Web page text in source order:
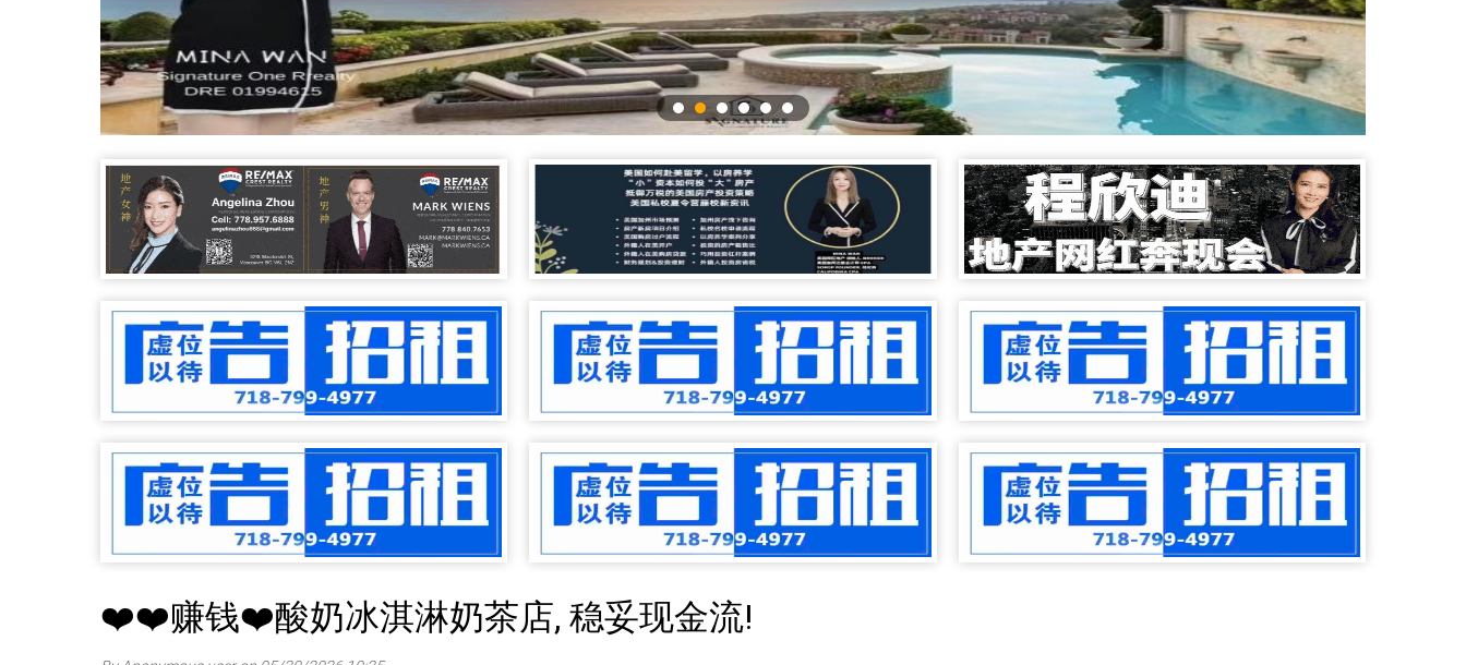
❤️❤️赚钱❤️酸奶冰淇淋奶茶店, 稳妥现金流!